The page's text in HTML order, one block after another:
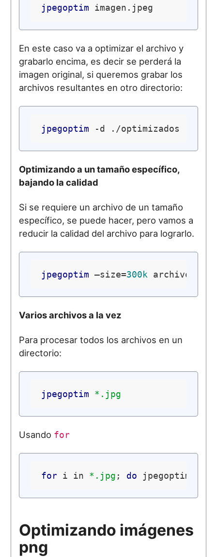
jpegoptim
En este caso va a optimizar el archivo y
grabarlo encima, es decir se perderá la
imagen original, si queremos grabar los
archivos resultantes en otro directorio:
jpegoptim
Optimizando a un tamaño específico,
bajando la calidad
Si se requiere un archivo de un tamaño
específico, se puede hacer, pero vamos a
reducir la calidad del archivo para lograrlo.
jpegoptim –size=300k
Varios archivos a la vez
Para procesar todos los archivos en un
directorio:
jpegoptim *.jpg
Usando for
for i in *.jpg ; do jpegoptim -d
Optimizando imágenes
png